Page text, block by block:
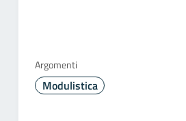
Argomenti
Modulistica